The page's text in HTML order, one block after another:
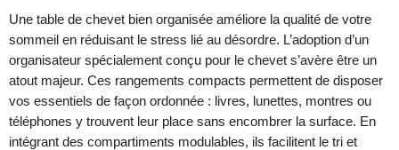
Une table de chevet bien organisée améliore la qualité de votre
sommeil en réduisant le stress lié au désordre. L’adoption d’un
organisateur spécialement conçu pour le chevet s’avère être un
atout majeur. Ces rangements compacts permettent de disposer
vos essentiels de façon ordonnée : livres, lunettes, montres ou
téléphones y trouvent leur place sans encombrer la surface. En
intégrant des compartiments modulables, ils facilitent le tri et